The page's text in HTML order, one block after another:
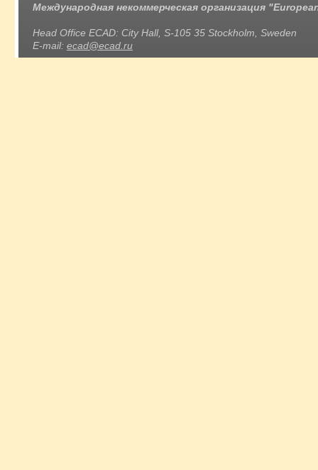
Международная некоммерческая организация
Head Office ECAD: City Hall, S-105 35 Stockholm, Sweden
E-mail: ecad@ecad.ru